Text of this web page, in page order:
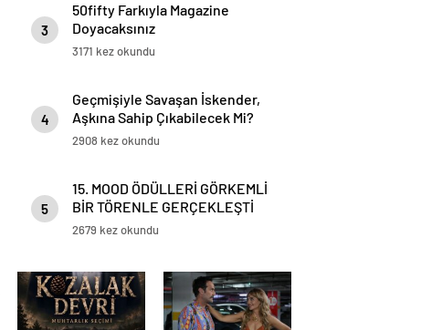
3
50fifty Farkıyla Magazine
Doyacaksınız
3171 kez okundu
4
Geçmişiyle Savaşan İskender,
Aşkına Sahip Çıkabilecek Mi?
2908 kez okundu
5
15. MOOD ÖDÜLLERİ GÖRKEMLİ
BİR TÖRENLE GERÇEKLEŞTİ
2679 kez okundu